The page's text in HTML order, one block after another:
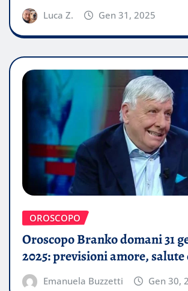
Luca Z. Gen 31, 2025
OROSCOPO
Oroscopo Branko domani 31
2025: previsioni amore, salute
Emanuela Buzzetti Gen 30,